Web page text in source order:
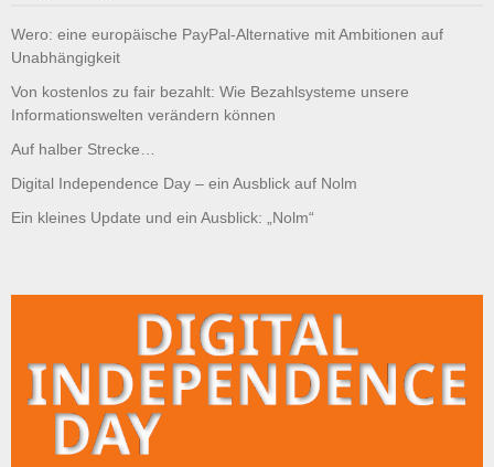
Wero: eine europäische PayPal-Alternative mit Ambitionen auf
Unabhängigkeit
Von kostenlos zu fair bezahlt: Wie Bezahlsysteme unsere
Informationswelten verändern können
Auf halber Strecke…
Digital Independence Day – ein Ausblick auf Nolm
Ein kleines Update und ein Ausblick: „Nolm“